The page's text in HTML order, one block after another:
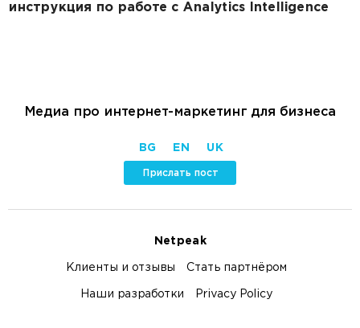
инструкция по работе с Analytics Intelligence
Медиа про интернет-маркетинг для бизнеса
BG EN UK
Прислать пост
Netpeak
Клиенты и отзывы Стать партнёром
Наши разработки Privacy Policy